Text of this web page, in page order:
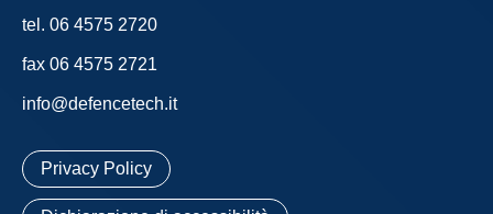
tel. 06 4575 2720
fax 06 4575 2721
info@defencetech.it
Privacy Policy